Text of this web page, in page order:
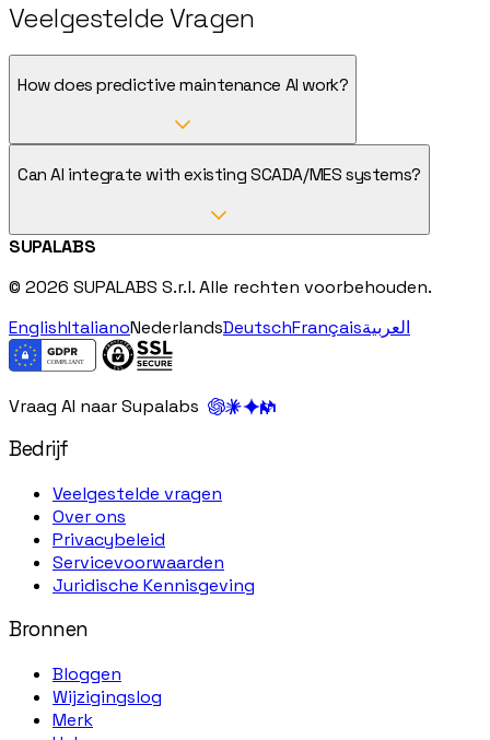
Veelgestelde Vragen
How does predictive maintenance AI work?
Can AI integrate with existing SCADA/MES systems?
SUPALABS
© 2026 SUPALABS S.r.l. Alle rechten voorbehouden.
EnglishItalianoNederlandsDeutschFrançaisالعربية
Vraag AI naar Supalabs
Bedrijf
Veelgestelde vragen
Over ons
Privacybeleid
Servicevoorwaarden
Juridische Kennisgeving
Bronnen
Bloggen
Wijzigingslog
Merk